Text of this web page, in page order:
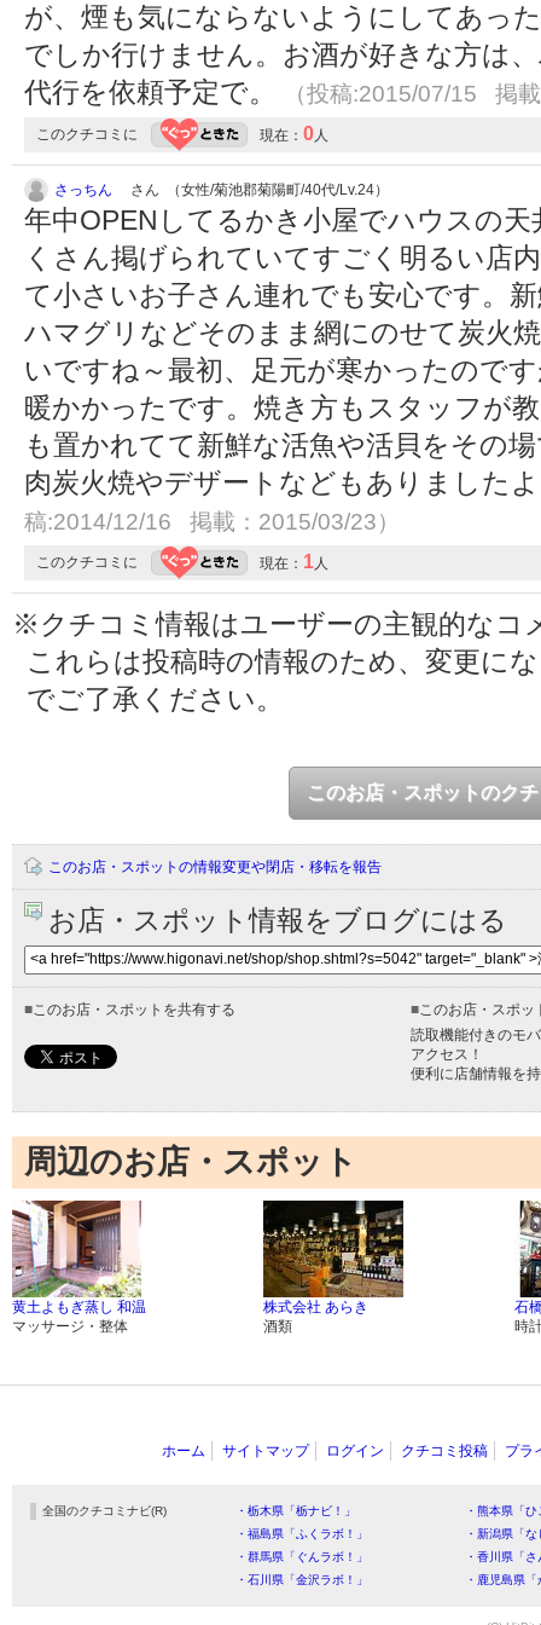
が、煙も気にならないようにしてあっ
でしか行けません。お酒が好きな方は
代行を依頼予定で。
（投稿:2015/07/15 掲
このクチコミに 現在： 0 人
さっちん さん （女性/菊池郡菊陽町/40代/Lv.24）
年中OPENしてるかき小屋でハウスの
くさん掲げられていてすごく明るい店
て小さいお子さん連れでも安心です。
ハマグリなどそのまま網にのせて炭火
いですね～最初、足元が寒かったので
暖かかったです。焼き方もスタッフが
も置かれてて新鮮な活魚や活貝をその
肉炭火焼やデザートなどもありました
稿:2014/12/16 掲載：2015/03/23）
このクチコミに 現在： 1 人
※クチコミ情報はユーザーの主観的なコ
これらは投稿時の情報のため、変更に
でご了承ください。
このお店・スポットのク
このお店・スポットの情報変更や閉店・移転を報告
お店・スポット情報をブログにはる
■ このお店・スポットを共有する ■ このお店・スポ
読取機能付きのモ
アクセス！
便利に店舗情報を
周辺のお店・スポット
黄土よもぎ蒸し 和温
マッサージ・整体
株式会社 あらき
酒類
石
時
ホーム サイトマップ ログイン クチコミ投稿 プラ
全国のクチコミナビ(R) ・栃木県「栃ナビ！」
・熊本県「
・福島県「ふくラボ！」
・新潟県「
・群馬県「ぐんラボ！」
・香川県「
・石川県「金沢ラボ！」
・鹿児島県